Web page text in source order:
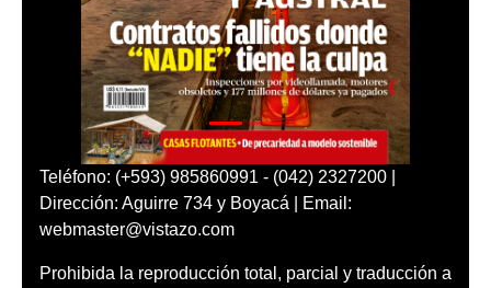
Teléfono: (+593) 985860991 - (042) 2327200 |
Dirección: Aguirre 734 y Boyacá | Email:
webmaster@vistazo.com
Prohibida la reproducción total, parcial y traducción a